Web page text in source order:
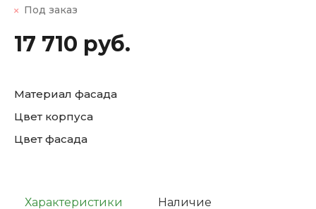
Под заказ
17 710 руб.
Материал фасада
Цвет корпуса
Цвет фасада
Характеристики Наличие